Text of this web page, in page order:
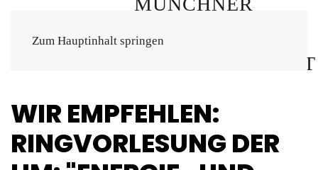
Zum Hauptinhalt springen
WIR EMPFEHLEN:
RINGVORLESUNG DER